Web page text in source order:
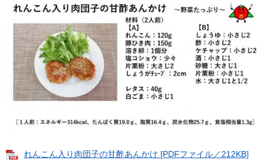
れんこん入り肉団子の甘酢あんかけ [PDFファイル／212KB]